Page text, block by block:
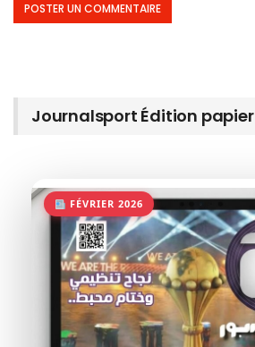
Journalsport Édition papier
FÉVRIER 2026